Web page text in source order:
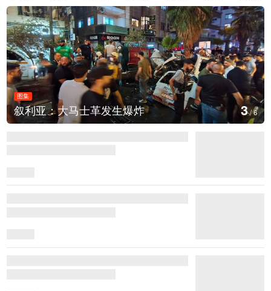
马士革发生爆炸
图集
云南弥勒
4/6